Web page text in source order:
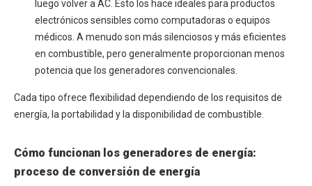
luego volver a AC. Esto los hace ideales para productos
electrónicos sensibles como computadoras o equipos
médicos. A menudo son más silenciosos y más eficientes
en combustible, pero generalmente proporcionan menos
potencia que los generadores convencionales.
Cada tipo ofrece flexibilidad dependiendo de los requisitos de
energía, la portabilidad y la disponibilidad de combustible.
Cómo funcionan los generadores de energía:
proceso de conversión de energía